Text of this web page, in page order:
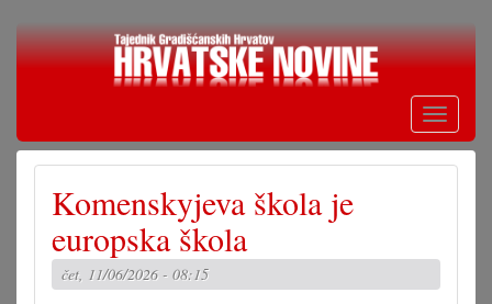
Skoči
Toggle
Komenskyjeva škola je
europska škola
čet, 11/06/2026 - 08:15